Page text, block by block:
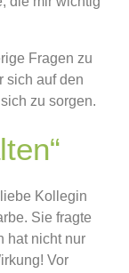
Fragen zu
sich auf den
zu sorgen.
Kollegin
Sie fragte
hat nicht nur
Vor